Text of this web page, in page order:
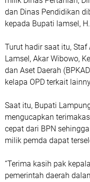
dan Dinas Pendidikan
kepada Bupati lamsel,
Turut hadir saat itu,
Lamsel, Akar Wibowo,
dan Aset Daerah
kelapa OPD terkait
Saat itu, Bupati
mengucapkan
cepat dari BPN
milik pemda dapat
“Terima kasih pak
pemerintah daerah